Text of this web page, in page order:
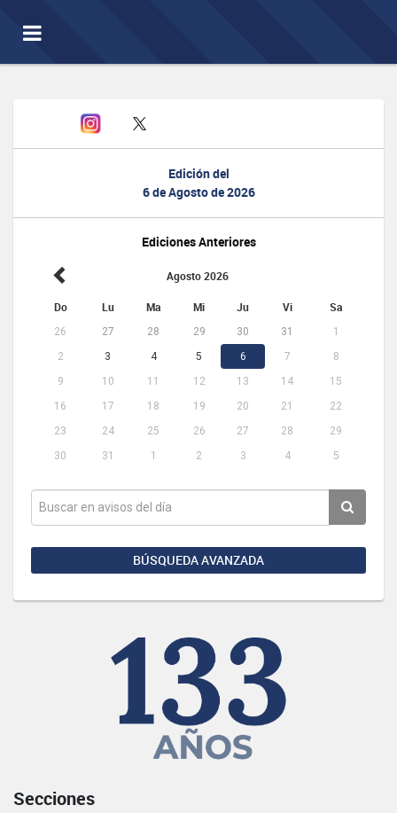
Toggle
navigation
Edición del
6 de Agosto de 2026
Ediciones Anteriores
Agosto 2026
Do Lu Ma Mi Ju Vi Sa
26 27 28 29 30 31
1
2
3 4 5 6 7
8
9
10 11 12 13 14
15
16
17 18 19 20 21
22
23
24 25 26 27 28
29
30
31 1 2 3 4 5
BÚSQUEDA AVANZADA
Secciones